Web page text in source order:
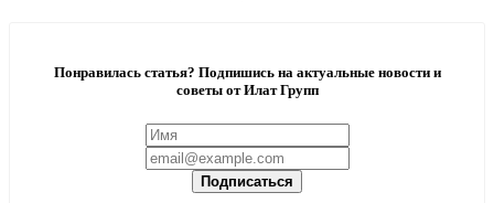
Понравилась статья? Подпишись на актуальные новости и
советы от Илат Групп
Подписаться